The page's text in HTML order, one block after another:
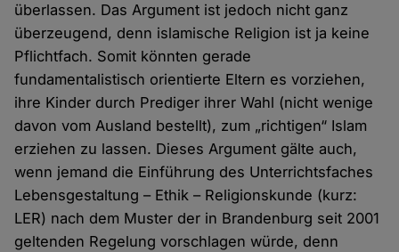
überlassen. Das Argument ist jedoch nicht ganz
überzeugend, denn islamische Religion ist ja keine
Pflichtfach. Somit könnten gerade
fundamentalistisch orientierte Eltern es vorziehen,
ihre Kinder durch Prediger ihrer Wahl (nicht wenige
davon vom Ausland bestellt), zum „richtigen“ Islam
erziehen zu lassen. Dieses Argument gälte auch,
wenn jemand die Einführung des Unterrichtsfaches
Lebensgestaltung – Ethik – Religionskunde (kurz:
LER) nach dem Muster der in Brandenburg seit 2001
geltenden Regelung vorschlagen würde, denn